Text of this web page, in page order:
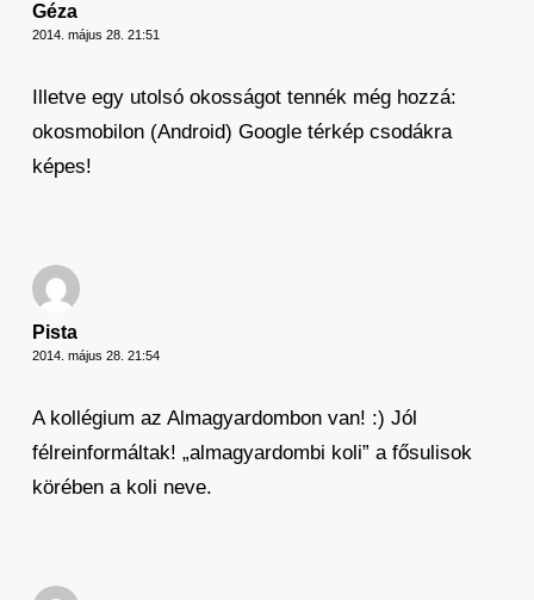
Géza
2014. május 28. 21:51
Illetve egy utolsó okosságot tennék még hozzá:
okosmobilon (Android) Google térkép csodákra
képes!
Pista
2014. május 28. 21:54
A kollégium az Almagyardombon van! :) Jól
félreinformáltak! „almagyardombi koli” a fősulisok
körében a koli neve.